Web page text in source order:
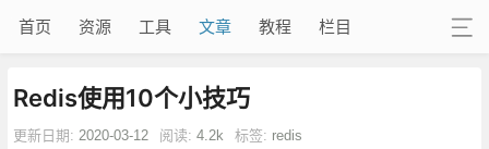
首页 资源 工具 文章 教程 栏目
Redis使用10个小技巧
更新日期: 2020-03-12 阅读: 4.2k 标签: redis